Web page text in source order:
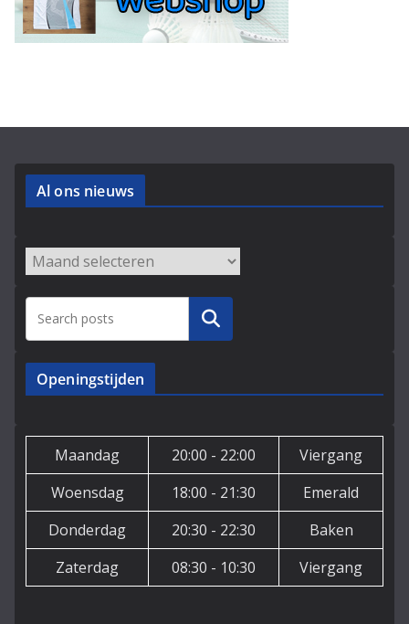
Al ons nieuws
Archieven
Zoeken
Openingstijden
Maandag 20:00 - 22:00
Viergang
Woensdag
18:00 - 21:30
Emerald
Donderdag
20:30 - 22:30
Baken
Zaterdag
08:30 - 10:30 Viergang